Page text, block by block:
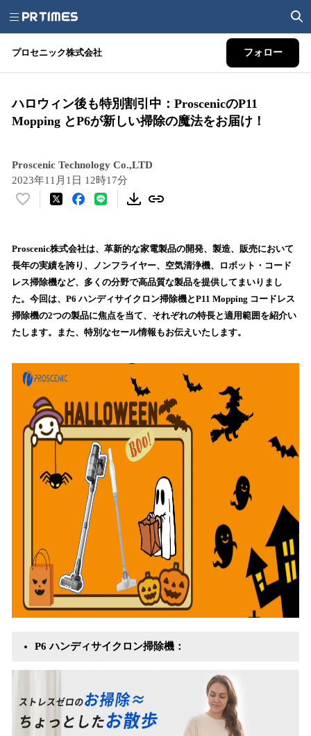
プロセニック株式会社 フォロー
ハロウィン後も特別割引中：ProscenicのP11
Mopping とP6が新しい掃除の魔法をお届け！
Proscenic Technology Co.,LTD
2023年11月1日 12時17分
い
！
数
を
読
み
込
み
で
す
Proscenic株式会社は、革新的な家電製品の開発、製造、販売において
長年の実績を誇り、ノンフライヤー、空気清浄機、ロボット・コード
レス掃除機など、多くの分野で高品質な製品を提供してまいりまし
た。今回は、P6 ハンディサイクロン掃除機とP11 Mopping コードレス
掃除機の2つの製品に焦点を当て、それぞれの特長と適用範囲を紹介い
たします。また、特別なセール情報もお伝えいたします。
P6 ハンディサイクロン掃除機：